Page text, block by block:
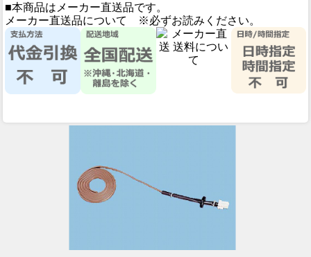
■本商品はメーカー直送品です。
メーカー直送品について ※必ずお読みください。